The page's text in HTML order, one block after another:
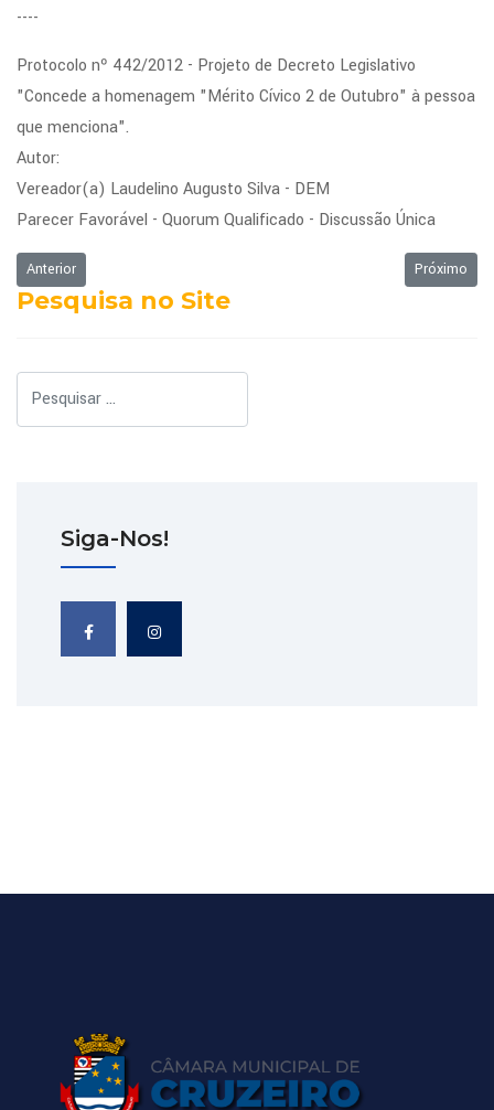
----
Protocolo nº 442/2012 - Projeto de Decreto Legislativo
"Concede a homenagem "Mérito Cívico 2 de Outubro" à pessoa
que menciona".
Autor:
Vereador(a) Laudelino Augusto Silva - DEM
Parecer Favorável - Quorum Qualificado - Discussão Única
Artigo anterior: Ordem do Dia da Sessão Ordinária de 25/06/2012
Anterior Próximo
Próximo
Pesquisa no Site
Siga-Nos!